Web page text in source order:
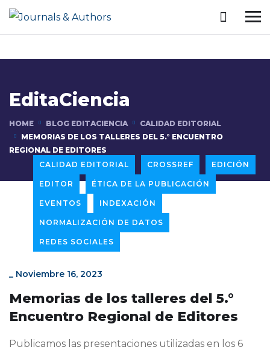
EditaCiencia
HOME BLOG EDITACIENCIA
CALIDAD EDITORIAL
MEMORIAS DE LOS TALLERES DEL 5.° ENCUENTRO
REGIONAL DE EDITORES
CALIDAD EDITORIAL
CROSSREF EDICIÓN
EDITOR ÉTICA DE LA PUBLICACIÓN
EVENTOS INDEXACIÓN
NORMALIZACIÓN DE DATOS
REDES SOCIALES
_ Noviembre 16, 2023
Memorias de los talleres del 5.°
Encuentro Regional de Editores
Publicamos las presentaciones utilizadas en los 6